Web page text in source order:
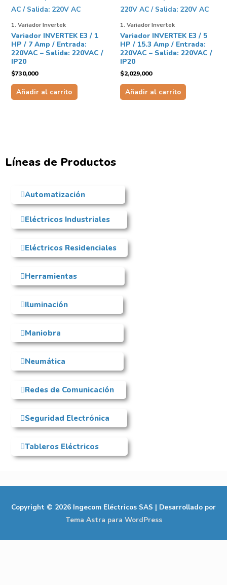
1. Variador Invertek
Variador INVERTEK E3 / 1
HP / 7 Amp / Entrada:
220VAC – Salida: 220VAC /
IP20
$730,000
Añadir al carrito
1. Variador Invertek
Variador INVERTEK E3 / 5
HP / 15.3 Amp / Entrada:
220VAC – Salida: 220VAC /
IP20
$2,029,000
Añadir al carrito
Líneas de Productos
Automatización
Eléctricos Industriales
Eléctricos Residenciales
Herramientas
Iluminación
Maniobra
Neumática
Redes de Comunicación
Seguridad Electrónica
Tableros Eléctricos
Copyright © 2026 Ingecom Eléctricos SAS | Desarrollado por
Tema Astra para WordPress